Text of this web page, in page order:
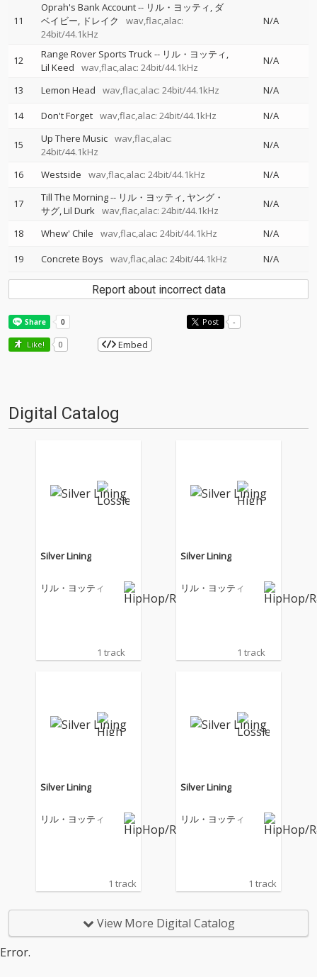
11
Oprah's Bank Account-- リル・ヨッティ ダ
ベイビー
ドレイク
wav,flac,alac:
24bit/44.1kHz
N/A
12 Range Rover Sports Truck-- リル・ヨッティ
Lil Keed
wav,flac,alac: 24bit/44.1kHz
N/A
13 Lemon Head wav,flac,alac: 24bit/44.1kHz
N/A
14
Don't Forget wav,flac,alac: 24bit/44.1kHz N/A
15 Up There Music wav,flac,alac:
24bit/44.1kHz
N/A
16 Westside wav,flac,alac: 24bit/44.1kHz N/A
17 Till The Morning-- リル・ヨッティ ヤング・
サグ Lil Durk wav,flac,alac: 24bit/44.1kHz
N/A
18 Whew' Chile wav,flac,alac: 24bit/44.1kHz
N/A
19
Concrete Boys wav,flac,alac: 24bit/44.1kHz N/A
Report about incorrect data
Post -
Like! 0 Embed
Digital Catalog
Silver Lining
リル・ヨッティ
1 track
Silver Lining
リル・ヨッティ
1 track
Silver Lining
リル・ヨッティ
1 track
Silver Lining
リル・ヨッティ
1 track
View More Digital Catalog
Error.